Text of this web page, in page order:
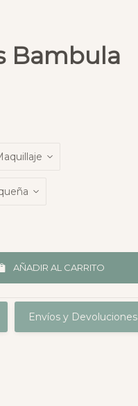
Bambula
AÑADIR AL CARRITO
Envíos y Devoluciones